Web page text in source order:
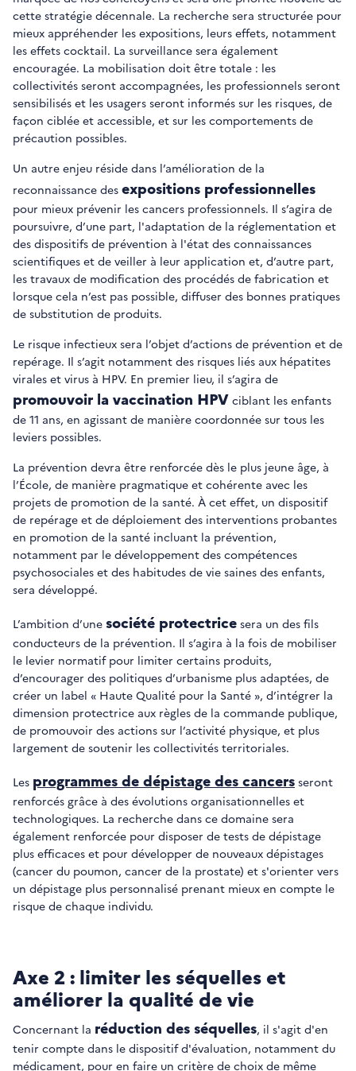
cette stratégie décennale. La recherche sera structurée pour
mieux appréhender les expositions, leurs effets, notamment
les effets cocktail. La surveillance sera également
encouragée. La mobilisation doit être totale : les
collectivités seront accompagnées, les professionnels seront
sensibilisés et les usagers seront informés sur les risques, de
façon ciblée et accessible, et sur les comportements de
précaution possibles.
Un autre enjeu réside dans l’amélioration de la
reconnaissance des expositions professionnelles
pour mieux prévenir les cancers professionnels. Il s’agira de
poursuivre, d’une part, l'adaptation de la réglementation et
des dispositifs de prévention à l'état des connaissances
scientifiques et de veiller à leur application et, d’autre part,
les travaux de modification des procédés de fabrication et
lorsque cela n’est pas possible, diffuser des bonnes pratiques
de substitution de produits.
Le risque infectieux sera l’objet d’actions de prévention et de
repérage. Il s’agit notamment des risques liés aux hépatites
virales et virus à HPV. En premier lieu, il s’agira de
promouvoir la vaccination HPV ciblant les enfants
de 11 ans, en agissant de manière coordonnée sur tous les
leviers possibles.
La prévention devra être renforcée dès le plus jeune âge, à
l’École, de manière pragmatique et cohérente avec les
projets de promotion de la santé. À cet effet, un dispositif
de repérage et de déploiement des interventions probantes
en promotion de la santé incluant la prévention,
notamment par le développement des compétences
psychosociales et des habitudes de vie saines des enfants,
sera développé.
L’ambition d’une société protectrice sera un des fils
conducteurs de la prévention. Il s’agira à la fois de mobiliser
le levier normatif pour limiter certains produits,
d’encourager des politiques d’urbanisme plus adaptées, de
créer un label « Haute Qualité pour la Santé », d’intégrer la
dimension protectrice aux règles de la commande publique,
de promouvoir des actions sur l’activité physique, et plus
largement de soutenir les collectivités territoriales.
Les programmes de dépistage des cancers seront
renforcés grâce à des évolutions organisationnelles et
technologiques. La recherche dans ce domaine sera
également renforcée pour disposer de tests de dépistage
plus efficaces et pour développer de nouveaux dépistages
(cancer du poumon, cancer de la prostate) et s'orienter vers
un dépistage plus personnalisé prenant mieux en compte le
risque de chaque individu.
Axe 2 : limiter les séquelles et
améliorer la qualité de vie
Concernant la réduction des séquelles, il s'agit d'en
tenir compte dans le dispositif d'évaluation, notamment du
médicament, pour en faire un critère de choix de même